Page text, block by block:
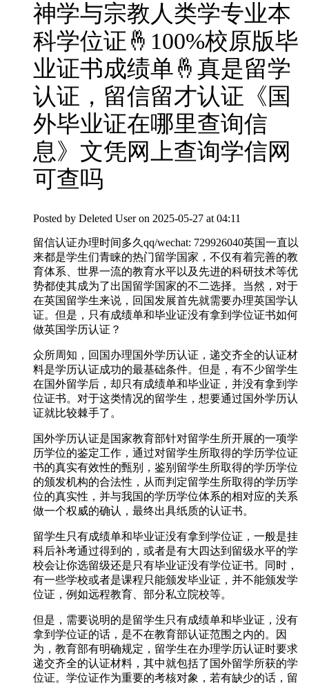
神学与宗教人类学专业本
科学位证🤞100%校原版毕
业证书成绩单🤞真是留学
认证，留信留才认证《国
外毕业证在哪里查询信
息》文凭网上查询学信网
可查吗
Posted by Deleted User on 2025-05-27 at 04:11
留信认证办理时间多久qq/wechat: 729926040英国一直以
来都是学生们青睐的热门留学国家，不仅有着完善的教
育体系、世界一流的教育水平以及先进的科研技术等优
势都使其成为了出国留学国家的不二选择。当然，对于
在英国留学生来说，回国发展首先就需要办理英国学认
证。但是，只有成绩单和毕业证没有拿到学位证书如何
做英国学历认证？
众所周知，回国办理国外学历认证，递交齐全的认证材
料是学历认证成功的最基础条件。但是，有不少留学生
在国外留学后，却只有成绩单和毕业证，并没有拿到学
位证书。对于这类情况的留学生，想要通过国外学历认
证就比较棘手了。
国外学历认证是国家教育部针对留学生所开展的一项学
历学位的鉴定工作，通过对留学生所取得的学历学位证
书的真实有效性的甄别，鉴别留学生所取得的学历学位
的颁发机构的合法性，从而判定留学生所取得的学历学
位的真实性，并与我国的学历学位体系的相对应的关系
做一个权威的确认，最终出具纸质的认证书。
留学生只有成绩单和毕业证没有拿到学位证，一般是挂
科后补考通过得到的，或者是有大四达到留级水平的学
校会让你选留级还是只有毕业证没有学位证书。同时，
有一些学校或者是课程只能颁发毕业证，并不能颁发学
位证，例如远程教育、部分私立院校等。
但是，需要说明的是留学生只有成绩单和毕业证，没有
拿到学位证的话，是不在教育部认证范围之内的。因
为，教育部有明确规定，留学生在办理学历认证时要求
递交齐全的认证材料，其中就包括了国外留学所获的学
位证。学位证作为重要的考核对象，若有缺少的话，留